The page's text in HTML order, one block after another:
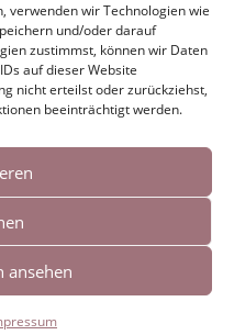
die
stimmen Sie
zu.
verwenden wir Technologien wie
und/oder darauf
zustimmst, können wir Daten
auf dieser Website
nicht erteilst oder zurückziehst,
beeinträchtigt werden.
ansehen
. Bookmark the
.
Prosadebüt→
|Links